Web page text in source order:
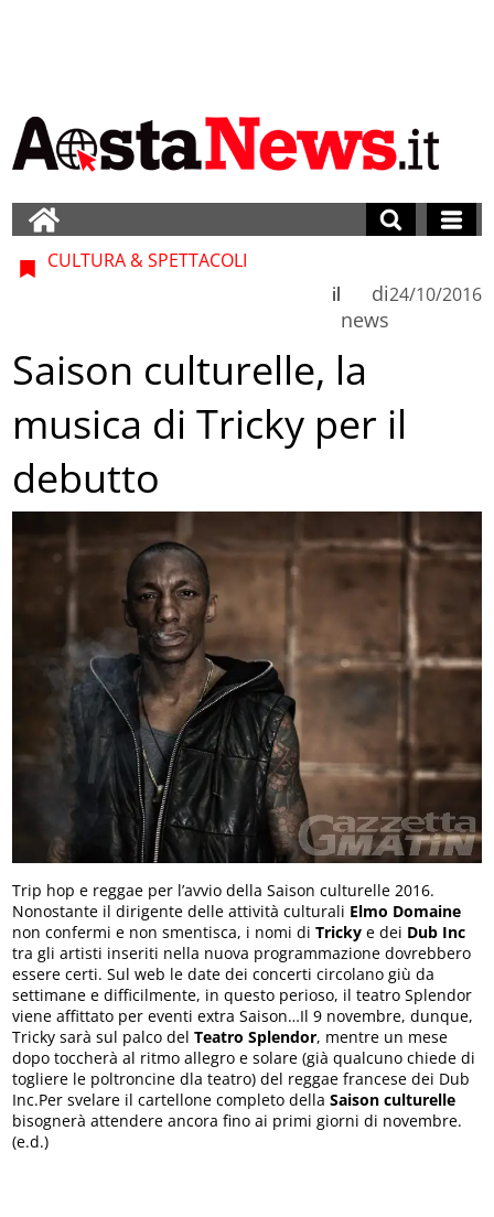
CULTURA & SPETTACOLI
di
news
il 24/10/2016
Saison culturelle, la
musica di Tricky per il
debutto
Trip hop e reggae per l’avvio della Saison culturelle 2016.
Nonostante il dirigente delle attività culturali Elmo Domaine
non confermi e non smentisca, i nomi diTricky e dei Dub Inc
tra gli artisti inseriti nella nuova programmazione dovrebbero
essere certi. Sul web le date dei concerti circolano giù da
settimane e difficilmente, in questo perioso, il teatro Splendor
viene affittato per eventi extra Saison…Il 9 novembre, dunque,
Tricky sarà sul palco delTeatro Splendor, mentre un mese
dopo toccherà al ritmo allegro e solare (già qualcuno chiede di
togliere le poltroncine dla teatro) del reggae francese dei Dub
Inc.Per svelare il cartellone completo dellaSaison culturelle
bisognerà attendere ancora fino ai primi giorni di novembre.
(e.d.)